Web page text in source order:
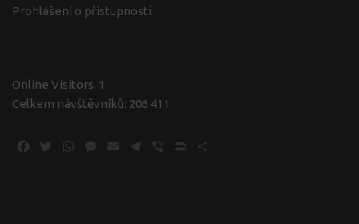
Prohlášení o přístupnosti
Online Visitors: 1
Celkem návštěvníků: 206 411
Facebook
TwitterWhatsApp
Messenger
Email Telegram
Viber Print